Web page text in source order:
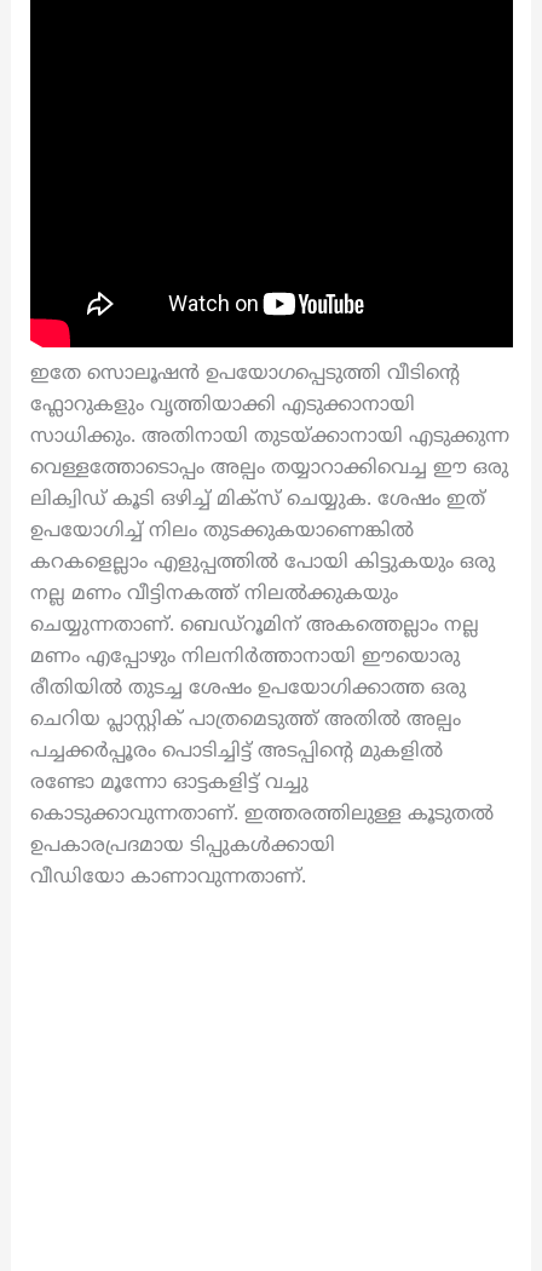
ഇതേ സൊലൂഷൻ ഉപയോഗപ്പെടുത്തി വീടിന്റെ
ഫ്ലോറുകളും വൃത്തിയാക്കി എടുക്കാനായി
സാധിക്കും. അതിനായി തുടയ്ക്കാനായി എടുക്കുന്ന
വെള്ളത്തോടൊപ്പം അല്പം തയ്യാറാക്കിവെച്ച ഈ ഒരു
ലിക്വിഡ് കൂടി ഒഴിച്ച് മിക്സ് ചെയ്യുക. ശേഷം ഇത്
ഉപയോഗിച്ച് നിലം തുടക്കുകയാണെങ്കിൽ
കറകളെല്ലാം എളുപ്പത്തിൽ പോയി കിട്ടുകയും ഒരു
നല്ല മണം വീട്ടിനകത്ത് നിലൽക്കുകയും
ചെയ്യുന്നതാണ്. ബെഡ്റൂമിന് അകത്തെല്ലാം നല്ല
മണം എപ്പോഴും നിലനിർത്താനായി ഈയൊരു
രീതിയിൽ തുടച്ച ശേഷം ഉപയോഗിക്കാത്ത ഒരു
ചെറിയ പ്ലാസ്റ്റിക് പാത്രമെടുത്ത് അതിൽ അല്പം
പച്ചക്കർപ്പൂരം പൊടിച്ചിട്ട് അടപ്പിന്റെ മുകളിൽ
രണ്ടോ മൂന്നോ ഓട്ടകളിട്ട് വച്ചു
കൊടുക്കാവുന്നതാണ്. ഇത്തരത്തിലുള്ള കൂടുതൽ
ഉപകാരപ്രദമായ ടിപ്പുകൾക്കായി
വീഡിയോ കാണാവുന്നതാണ്.